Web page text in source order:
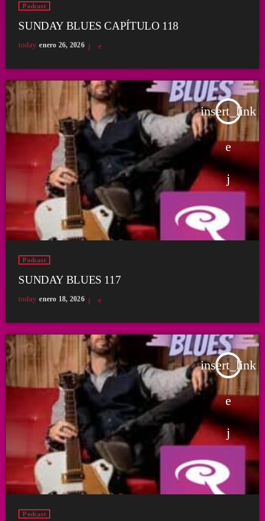
Podcast
SUNDAY BLUES CAPÍTULO 118
today enero 26, 2026
insert_link
Podcast
SUNDAY BLUES 117
today enero 18, 2026
insert_link
Podcast